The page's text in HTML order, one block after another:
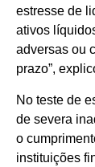
estresse de
ativos
adversas ou
prazo”,
No teste de
de severa
o
instituições